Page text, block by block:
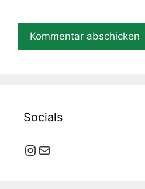
Socials
Instagram
E-Mail